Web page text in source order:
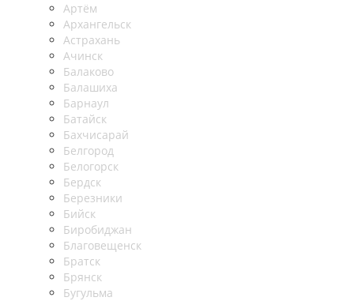
Артём
Архангельск
Астрахань
Ачинск
Балаково
Балашиха
Барнаул
Батайск
Бахчисарай
Белгород
Белогорск
Бердск
Березники
Бийск
Биробиджан
Благовещенск
Братск
Брянск
Бугульма